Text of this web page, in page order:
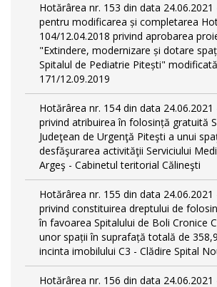
Hotărârea nr. 153 din data
pentru modificarea și completarea
104/12.04.2018 privind aprobarea
"Extindere, modernizare și dotare
Spitalul de Pediatrie Pitești" modificată
171/12.09.2019
Hotărârea nr. 154 din data
privind atribuirea în folosință gratuită
Judeţean de Urgenţă Piteşti a unui
desfăşurarea activităţii Serviciului
Argeş - Cabinetul teritorial Călineşti
Hotărârea nr. 155 din data
privind constituirea dreptului de
în favoarea Spitalului de Boli Cronice
unor spații în suprafață totală de
incinta imobilului C3 - Clădire Spital
Hotărârea nr. 156 din data